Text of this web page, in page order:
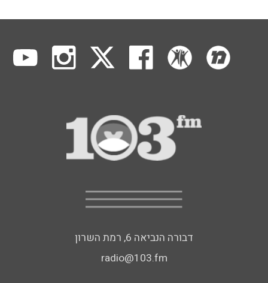
דבורה הנביאה 6, רמת השרון
radio@103.fm